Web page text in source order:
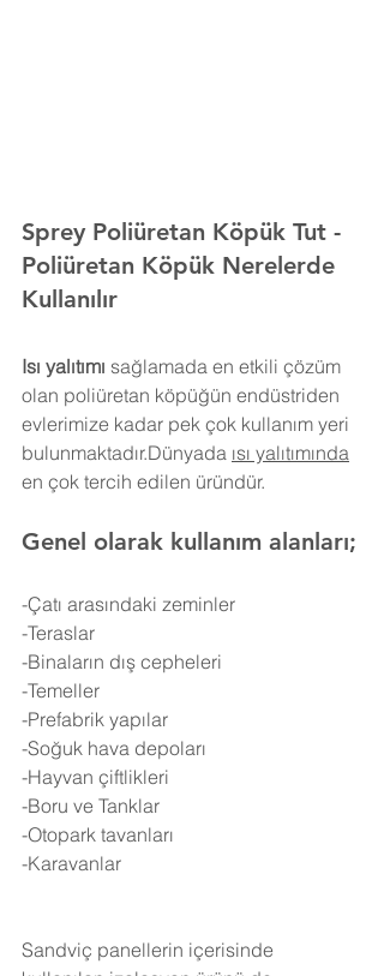
Sprey Poliüretan Köpük Tut -
Poliüretan Köpük Nerelerde
Kullanılır
Isı yalıtımı sağlamada en etkili çözüm
olan poliüretan köpüğün endüstriden
evlerimize kadar pek çok kullanım yeri
bulunmaktadır.Dünyada ısı yalıtımında
en çok tercih edilen üründür.
Genel olarak kullanım alanları;
-Çatı arasındaki zeminler
-Teraslar
-Binaların dış cepheleri
-Temeller
-Prefabrik yapılar
-Soğuk hava depoları
-Hayvan çiftlikleri
-Boru ve Tanklar
-Otopark tavanları
-Karavanlar
Sandviç panellerin içerisinde